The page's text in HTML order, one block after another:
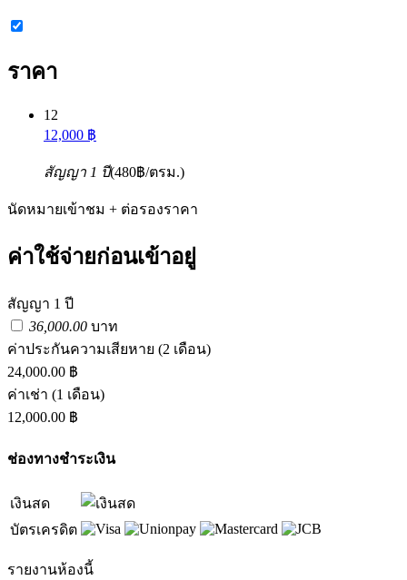
ราคา
12
12,000 ฿
สัญญา 1 ปี(480฿/ตรม.)
นัดหมายเข้าชม + ต่อรองราคา
ค่าใช้จ่ายก่อนเข้าอยู่
สัญญา 1 ปี
36,000.00 บาท
ค่าประกันความเสียหาย (2 เดือน)
24,000.00 ฿
ค่าเช่า (1 เดือน)
12,000.00 ฿
ช่องทางชำระเงิน
เงินสด
บัตรเครดิต
รายงานห้องนี้